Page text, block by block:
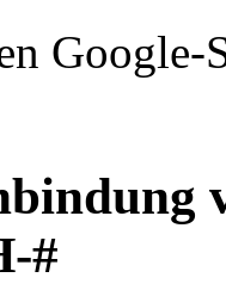
Google-
#